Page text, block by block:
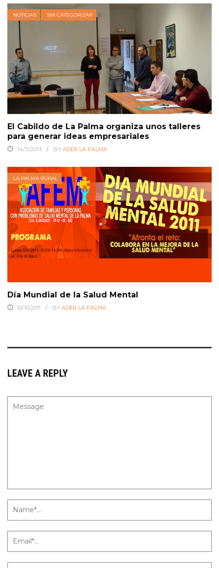
NOTICIAS SIN CATEGORIZAR
El Cabildo de La Palma organiza unos talleres
para generar ideas empresariales
14/11/2013 BY ADER LA PALMA
LA PALMA RURAL
Día Mundial de la Salud Mental
10/10/2011 BY ADER LA PALMA
LEAVE A REPLY